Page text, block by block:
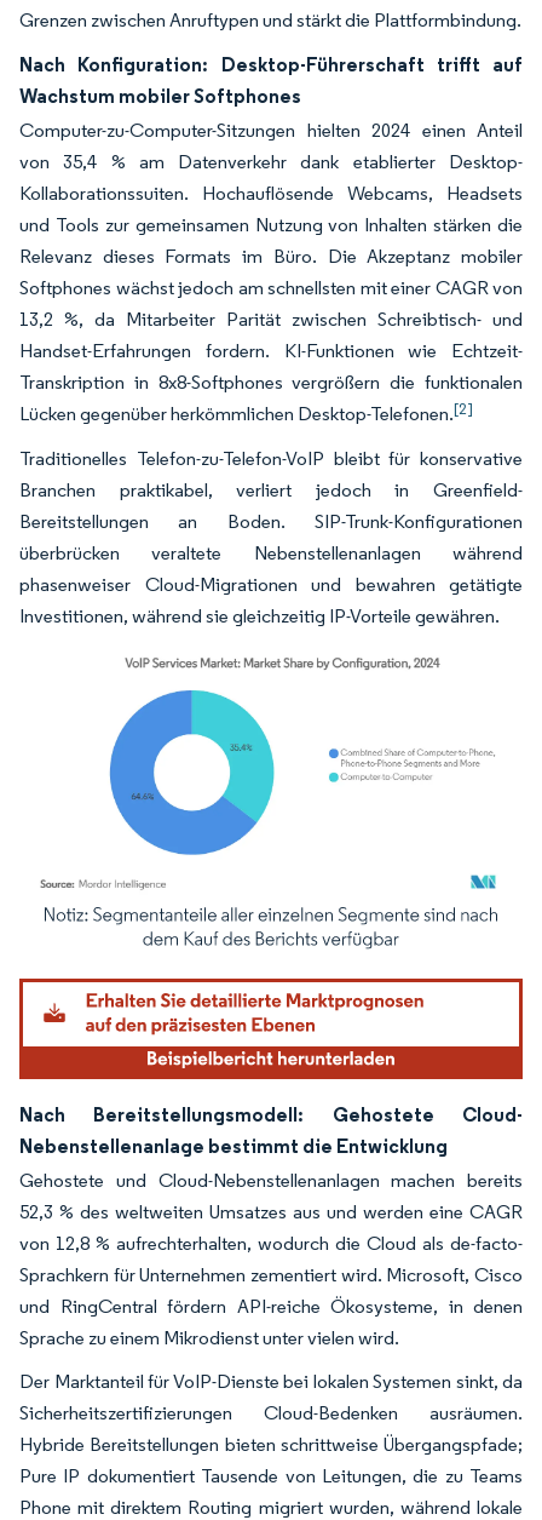
Grenzen zwischen Anruftypen und stärkt die Plattformbindung.
Nach Konfiguration: Desktop-Führerschaft trifft auf
Wachstum mobiler Softphones
Computer-zu-Computer-Sitzungen hielten 2024 einen Anteil
von 35,4 % am Datenverkehr dank etablierter Desktop-
Kollaborationssuiten. Hochauflösende Webcams, Headsets
und Tools zur gemeinsamen Nutzung von Inhalten stärken die
Relevanz dieses Formats im Büro. Die Akzeptanz mobiler
Softphones wächst jedoch am schnellsten mit einer CAGR von
13,2 %, da Mitarbeiter Parität zwischen Schreibtisch- und
Handset-Erfahrungen fordern. KI-Funktionen wie Echtzeit-
Transkription in 8x8-Softphones vergrößern die funktionalen
Lücken gegenüber herkömmlichen Desktop-Telefonen.[2]
Traditionelles Telefon-zu-Telefon-VoIP bleibt für konservative
Branchen praktikabel, verliert jedoch in Greenfield-
Bereitstellungen an Boden. SIP-Trunk-Konfigurationen
überbrücken veraltete Nebenstellenanlagen während
phasenweiser Cloud-Migrationen und bewahren getätigte
Investitionen, während sie gleichzeitig IP-Vorteile gewähren.
Bild © Mordor Intelligence. Wiederverwendung erfordert Namensnennung
Nach Bereitstellungsmodell: Gehostete Cloud-
Nebenstellenanlage bestimmt die Entwicklung
Gehostete und Cloud-Nebenstellenanlagen machen bereits
52,3 % des weltweiten Umsatzes aus und werden eine CAGR
von 12,8 % aufrechterhalten, wodurch die Cloud als de-facto-
Sprachkern für Unternehmen zementiert wird. Microsoft, Cisco
und RingCentral fördern API-reiche Ökosysteme, in denen
Sprache zu einem Mikrodienst unter vielen wird.
Der Marktanteil für VoIP-Dienste bei lokalen Systemen sinkt, da
Sicherheitszertifizierungen Cloud-Bedenken ausräumen.
Hybride Bereitstellungen bieten schrittweise Übergangspfade;
Pure IP dokumentiert Tausende von Leitungen, die zu Teams
Phone mit direktem Routing migriert wurden, während lokale